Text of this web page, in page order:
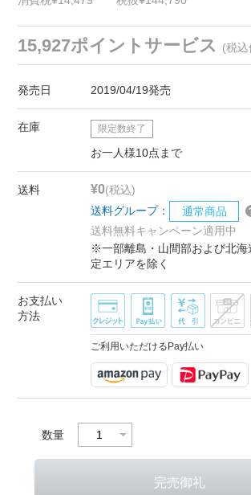
15,927ポイントサービス (税
発売日 2019/04/19発売
在庫 限定数終了
お一人様10点まで
送料 ¥0(税込)
送料グループ：
通常商品
送料無料キャンペーン適用中
※一部離島・山間部および北海
定エリアを除く
お支払い
方法
ご利用いただけるPay払い
数量